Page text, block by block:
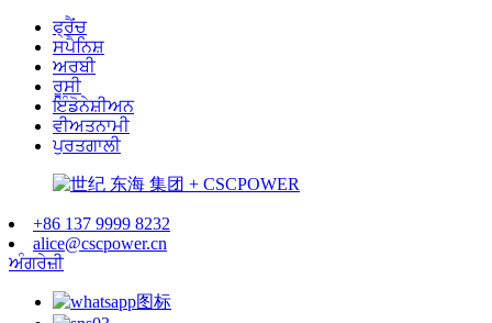
ਫ੍ਰੈਂਚ
ਸਪੈਨਿਸ਼
ਅਰਬੀ
ਰੂਸੀ
ਇੰਡੋਨੇਸ਼ੀਅਨ
ਵੀਅਤਨਾਮੀ
ਪੁਰਤਗਾਲੀ
+86 137 9999 8232
alice@cscpower.cn
ਅੰਗਰੇਜ਼ੀ